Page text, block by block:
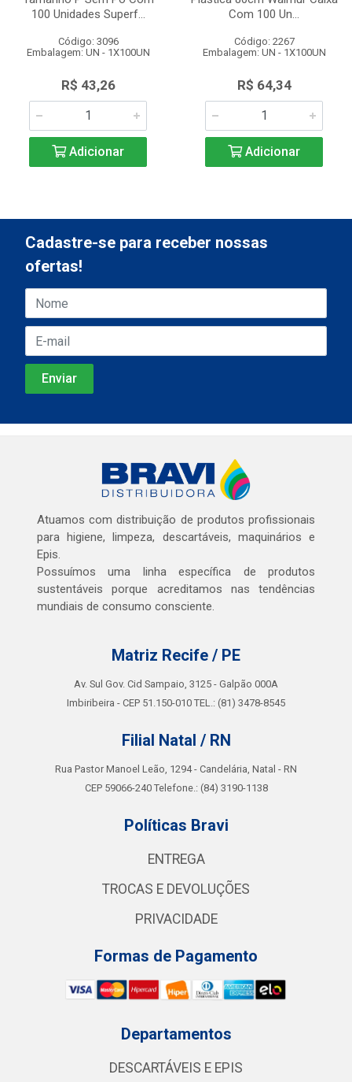
100 Unidades Superf...
Código: 3096
Embalagem: UN - 1X100UN
R$ 43,26
Adicionar
Com 100 Un...
Código: 2267
Embalagem: UN - 1X100UN
R$ 64,34
Adicionar
Cadastre-se para receber nossas
ofertas!
Atuamos com distribuição de produtos profissionais
para higiene, limpeza, descartáveis, maquinários e
Epis.
Possuímos uma linha específica de produtos
sustentáveis porque acreditamos nas tendências
mundiais de consumo consciente.
Matriz Recife / PE
Av. Sul Gov. Cid Sampaio, 3125 - Galpão 000A
Imbiribeira - CEP 51.150-010 TEL.: (81) 3478-8545
Filial Natal / RN
Rua Pastor Manoel Leão, 1294 - Candelária, Natal - RN
CEP 59066-240 Telefone.: (84) 3190-1138
Políticas Bravi
ENTREGA
TROCAS E DEVOLUÇÕES
PRIVACIDADE
Formas de Pagamento
Departamentos
DESCARTÁVEIS E EPIS